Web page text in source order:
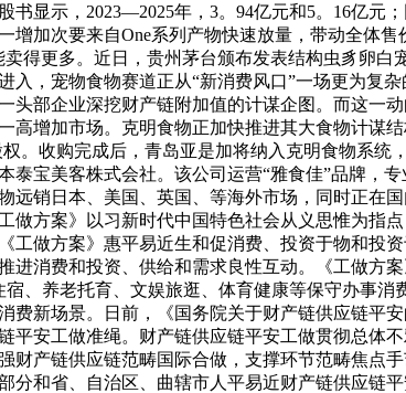
书显示，2023—2025年，3。94亿元和5。16亿元
加次要来自One系列产物快速放量，带动全体
得更多。近日，贵州茅台颁布发表结构虫豸卵
，宠物食物赛道正从“新消费风口”一场更为复
部企业深挖财产链附加值的计谋企图。而这一
增加市场。克明食物正加快推进其大食物计谋
。收购完成后，青岛亚是加将纳入克明食物系
宝美客株式会社。该公司运营“雅食佳”品牌，
远销日本、美国、英国、等海外市场，同时正在
做方案》以习新时代中国特色社会从义思惟为指
做方案》惠平易近生和促消费、投资于物和投
消费和投资、供给和需求良性互动。《工做方
、养老托育、文娱旅逛、体育健康等保守办事
费新场景。日前，《国务院关于财产链供应链平
平安工做准绳。财产链供应链平安工做贯彻总体
财产链供应链范畴国际合做，支撑环节范畴焦点
和省、自治区、曲辖市人平易近财产链供应链